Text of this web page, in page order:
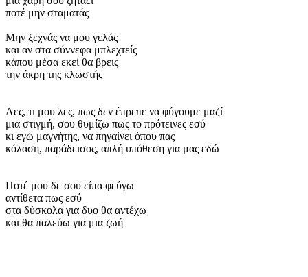
ποτέ μην σταματάς
Μην ξεχνάς να μου γελάς
και αν στα σύννεφα μπλεχτείς
κάπου μέσα εκεί θα βρεις
την άκρη της κλωστής
Λες, τι μου λες, πως δεν έπρεπε να φύγουμε μαζί
μια στιγμή, σου θυμίζω πως το πρότεινες εσύ
κι εγώ μαγνήτης, να πηγαίνει όπου πας
κόλαση, παράδεισος, απλή υπόθεση για μας εδώ
Ποτέ μου δε σου είπα φεύγω
αντίθετα πως εσύ
στα δύσκολα για δυο θα αντέχω
και θα παλεύω για μια ζωή